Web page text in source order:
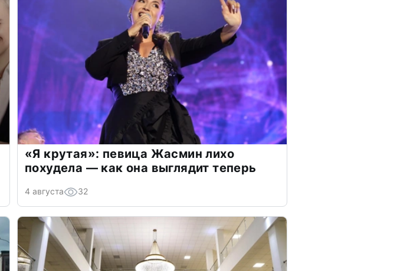
«Я крутая»: певица Жасмин лихо
похудела — как она выглядит теперь
4 августа 32